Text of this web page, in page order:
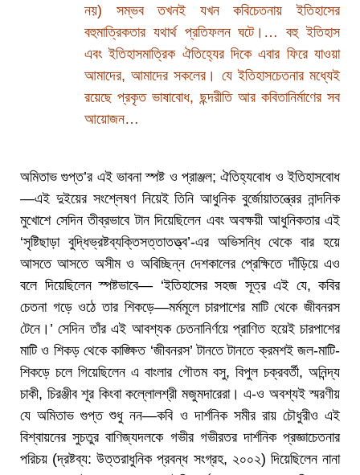
নয়) সম্ভব তখনই যখন কবিচেতনায় ইতিহাসের
বহুমাত্রিকতার যথার্থ প্রতিফলন ঘটে।… বহু ইতিহাস
এবং ইতিহাসমাত্রিক ঐতিহ্যের দিকে এবার ফিরে যাওয়া
আমাদের, আমাদের সকলের। যে ইতিহাসচেতনার মধ্যেই
রয়েছে প্রকৃত ভাষাবোধ, ছন্দরীতি আর কবিতানির্মাণের সব
আয়োজন…
অমিতাভ গুপ্ত’র এই ভাবনা স্পষ্ট ও প্রাঞ্জল; ঐতিহ্যবোধ ও ইতিহাসবোধ
—এই দুইয়ের সংশ্লেষণ নিয়েই তিনি আধুনিক বুর্জোয়াতন্ত্রের নান্দনিক
মুখোশে সেদিন তীব্রভাবে টান দিয়েছিলেন এবং অবক্ষয়ী আধুনিকতার এই
‘সৃষ্টিছাড়া বুদ্ধিভ্রষ্টব্যক্তিসত্তাতত্ত্ব’-এর অভিসন্ধি থেকে বার হয়ে
আসতে আসতে অসীম ও অবিচ্ছিন্ন দেশকালের প্রেক্ষিতে দাঁড়িয়ে এও
বলে দিয়েছিলেন স্পষ্টভাবে— ‘ইতিহাসের সহজ সূত্র এই যে, কবির
চেতনা গড়ে ওঠে তার শিকড়ে—মর্মমূলে চারপাশের মাটি থেকে জীবনরস
টেনে।’ সেদিন তাঁর এই আবশ্যক চেতনানির্ণয়ে প্রাণিত হয়েই চারপাশের
মাটি ও শিকড় থেকে কাঙ্ক্ষিত ‘জীবনরস’ টানতে টানতে ক্রমশই জল-মাটি-
শিকড়ে চলে গিয়েছিলেন এ বাংলার গৌতম বসু, বিপুল চক্রবর্তী, অনিন্দ্য
চাকী, চিরঞ্জীব শূর কিংবা কল্লোলশ্রী মজুমদারেরা। এ-ও অবশ্যই স্মরণীয়
যে অমিতাভ গুপ্ত শুধু নন—কবি ও দার্শনিক সমীর রায় চৌধুরীও এই
বিশ্বায়নের সুচতুর বাণিজ্যদলকে গভীর গভীরতর দার্শনিক প্রজ্ঞাচেতনার
পরিচয় (দ্রষ্টব্য: উত্তরাধুনিক প্রবন্ধ সংগ্রহ, ২০০২) দিয়েছিলেন নানা